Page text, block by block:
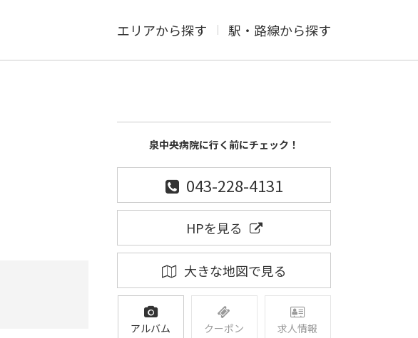
エリアから探す 駅・路線から探す
泉中央病院に行く前にチェック！
043-228-4131
HPを見る
大きな地図で見る
アルバム クーポン 求人情報